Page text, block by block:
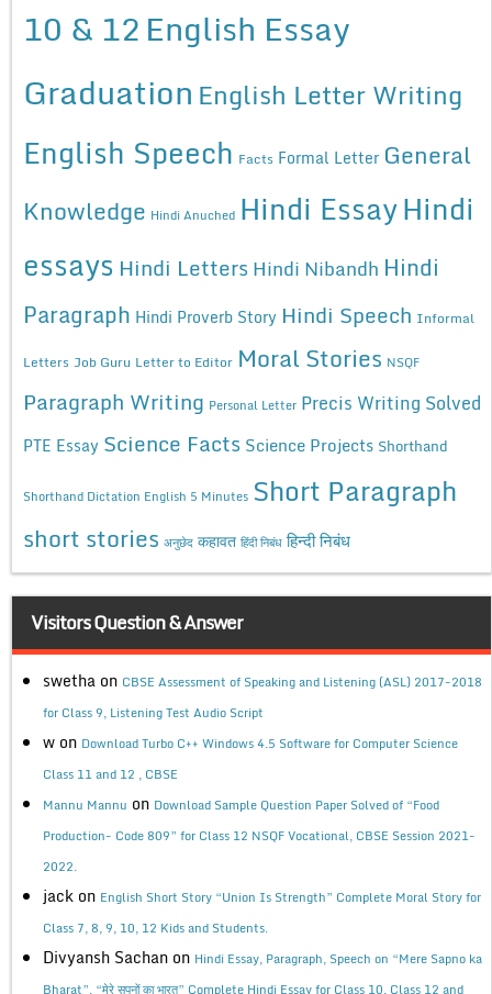
10 & 12English Essay
Graduation English Letter Writing
English Speech Facts Formal Letter General
Knowledge Hindi Anuched Hindi EssayHindi
essays Hindi Letters Hindi Nibandh Hindi
Paragraph Hindi Proverb Story Hindi Speech Informal
Letters Job Guru Letter to Editor Moral Stories NSQF
Paragraph Writing Personal Letter Precis Writing Solved
PTE Essay Science Facts Science Projects Shorthand
Shorthand Dictation English 5 Minutes Short Paragraph
short stories अनुछेद कहावत हिंदी निबंध हिन्दी निबंध
Visitors Question & Answer
swetha on CBSE Assessment of Speaking and Listening (ASL) 2017-2018
for Class 9, Listening Test Audio Script
w on Download Turbo C++ Windows 4.5 Software for Computer Science
Class 11 and 12 , CBSE
Mannu Mannu on Download Sample Question Paper Solved of “Food
Production- Code 809” for Class 12 NSQF Vocational, CBSE Session 2021-
2022.
jack on English Short Story “Union Is Strength” Complete Moral Story for
Class 7, 8, 9, 10, 12 Kids and Students.
Divyansh Sachan on Hindi Essay, Paragraph, Speech on “Mere Sapno ka
Bharat”, “मेरे सपनों का भारत” Complete Hindi Essay for Class 10, Class 12 and